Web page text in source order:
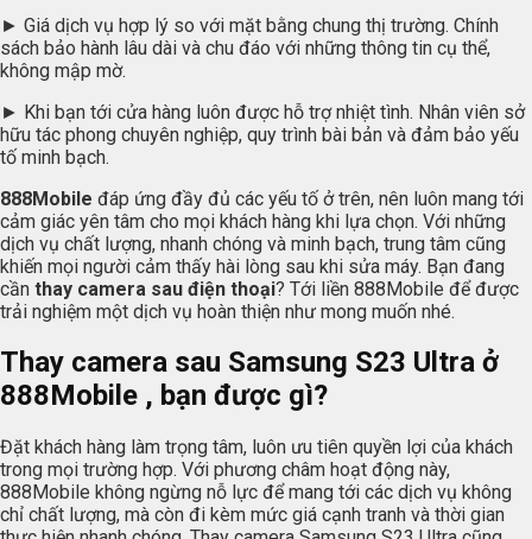
► Giá dịch vụ hợp lý so với mặt bằng chung thị trường. Chính
sách bảo hành lâu dài và chu đáo với những thông tin cụ thể,
không mập mờ.
► Khi bạn tới cửa hàng luôn được hỗ trợ nhiệt tình. Nhân viên sở
hữu tác phong chuyên nghiệp, quy trình bài bản và đảm bảo yếu
tố minh bạch.
888Mobile đáp ứng đầy đủ các yếu tố ở trên, nên luôn mang tới
cảm giác yên tâm cho mọi khách hàng khi lựa chọn. Với những
dịch vụ chất lượng, nhanh chóng và minh bạch, trung tâm cũng
khiến mọi người cảm thấy hài lòng sau khi sửa máy. Bạn đang
cần thay camera sau điện thoại? Tới liền 888Mobile để được
trải nghiệm một dịch vụ hoàn thiện như mong muốn nhé.
Thay camera sau Samsung S23 Ultra ở
888Mobile , bạn được gì?
Đặt khách hàng làm trọng tâm, luôn ưu tiên quyền lợi của khách
trong mọi trường hợp. Với phương châm hoạt động này,
888Mobile không ngừng nỗ lực để mang tới các dịch vụ không
chỉ chất lượng, mà còn đi kèm mức giá cạnh tranh và thời gian